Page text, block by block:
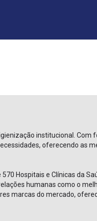
institucional. Com
oferecendo as
Hospitais e Clínicas da
humanas como o
marcas do mercado,